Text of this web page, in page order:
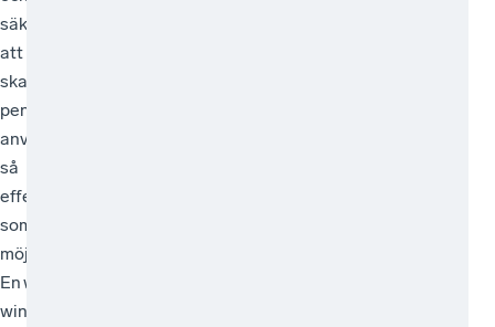
säkerställer
att
skattebetalarnas
pengar
används
så
effektivt
som
möjligt.
En win-
win helt